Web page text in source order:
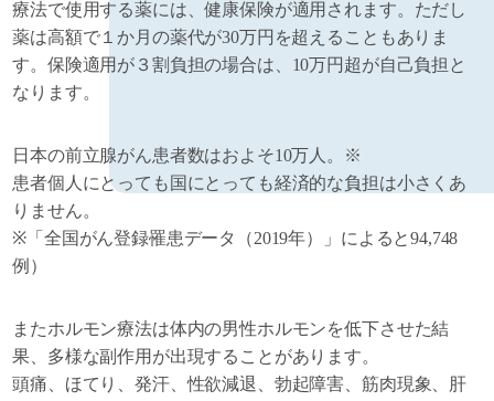
療法で使用する薬には、健康保険が適用されます。ただし
薬は高額で１か月の薬代が30万円を超えることもありま
す。保険適用が３割負担の場合は、10万円超が自己負担と
なります。
日本の前立腺がん患者数はおよそ10万人。※
患者個人にとっても国にとっても経済的な負担は小さくあ
りません。
※「全国がん登録罹患データ（2019年）」によると94,748
例）
またホルモン療法は体内の男性ホルモンを低下させた結
果、多様な副作用が出現することがあります。
頭痛、ほてり、発汗、性欲減退、勃起障害、筋肉現象、肝